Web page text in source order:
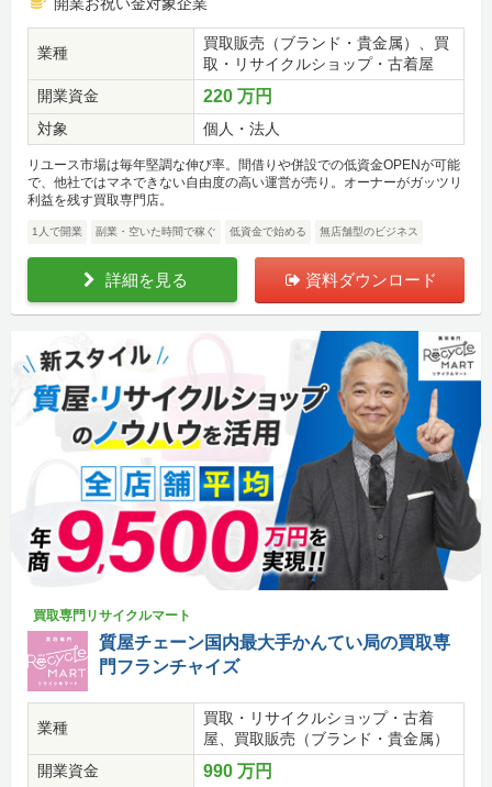
開業お祝い金対象企業
業種
買取販売（ブランド・貴金属）、買
取・リサイクルショップ・古着屋
開業資金
220 万円
対象 個人・法人
リユース市場は毎年堅調な伸び率。間借りや併設での低資金OPENが可能
で、他社ではマネできない自由度の高い運営が売り。オーナーがガッツリ
利益を残す買取専門店。
1人で開業 副業・空いた時間で稼ぐ 低資金で始める 無店舗型のビジネス
詳細を見る 資料ダウンロード
買取専門リサイクルマート
質屋チェーン国内最大手かんてい局の買取専
門フランチャイズ
業種
買取・リサイクルショップ・古着
屋、買取販売（ブランド・貴金属）
開業資金
990 万円